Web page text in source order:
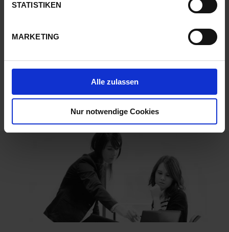
STATISTIKEN
MARKETING
Alle zulassen
Nur notwendige Cookies